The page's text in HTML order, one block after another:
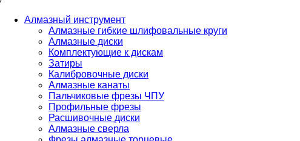
Алмазный инструмент
Алмазные гибкие шлифовальные круги
Алмазные диски
Комплектующие к дискам
Затиры
Калибровочные диски
Алмазные канаты
Пальчиковые фрезы ЧПУ
Профильные фрезы
Расшивочные диски
Алмазные сверла